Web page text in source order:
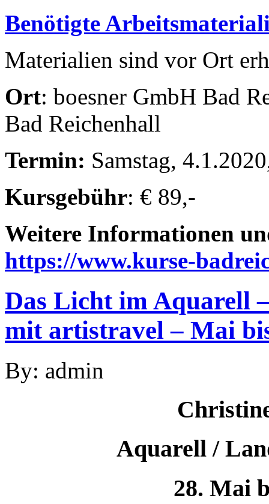
Benötigte
Materialien sind vor Ort
Ort: boesner GmbH Bad
Bad Reichenhall
Termin: Samstag,
Kursgebühr: € 89,-
Weitere Informationen
https://www.kurse-
Das Licht im Aquarell
mit artistravel – Mai
By: admin
Aquarell /
28. Mai